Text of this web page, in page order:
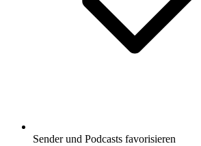
Sender und Podcasts favorisieren